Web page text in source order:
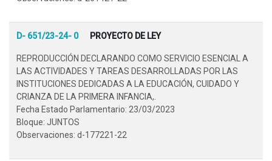
D- 651/23-24- 0 PROYECTO DE LEY
REPRODUCCIÓN DECLARANDO COMO SERVICIO ESENCIAL A
LAS ACTIVIDADES Y TAREAS DESARROLLADAS POR LAS
INSTITUCIONES DEDICADAS A LA EDUCACIÓN, CUIDADO Y
CRIANZA DE LA PRIMERA INFANCIA,.
Fecha Estado Parlamentario: 23/03/2023
Bloque: JUNTOS
Observaciones: d-177221-22